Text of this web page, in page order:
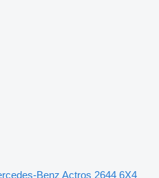
Benz Actros 2644 6X4